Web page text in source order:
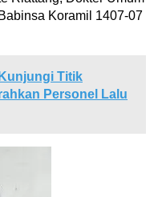
Koramil 1407-07
Titik
Personel Lalu